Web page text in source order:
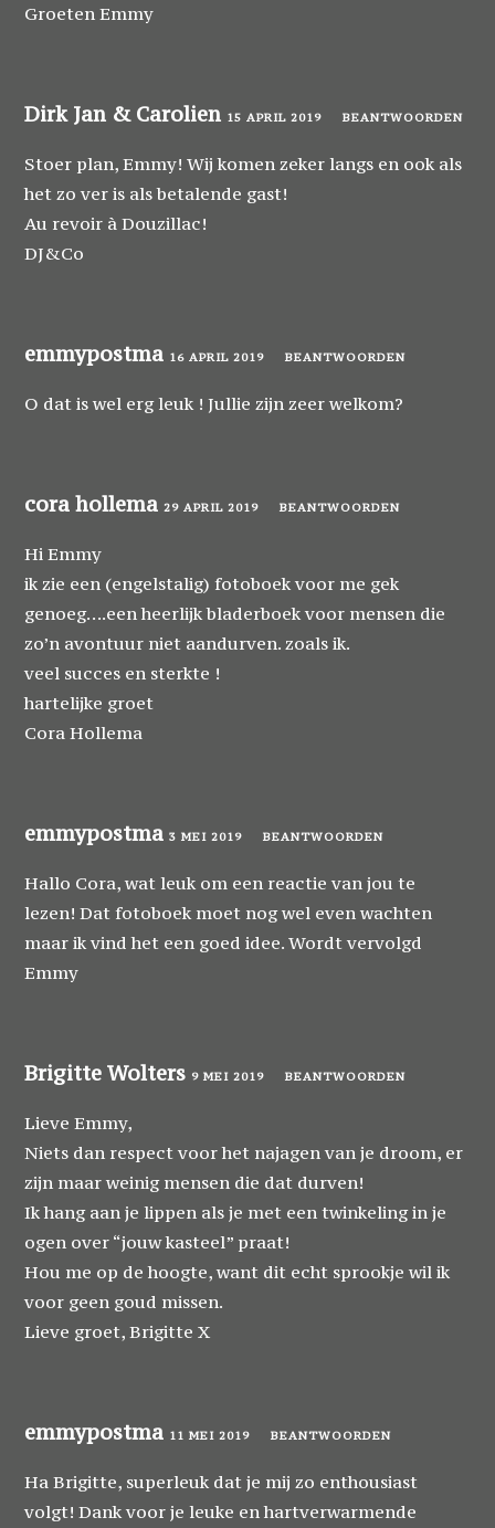
Groeten Emmy
Dirk Jan & Carolien 15 APRIL 2019 BEANTWOORDEN
Stoer plan, Emmy! Wij komen zeker langs en ook als
het zo ver is als betalende gast!
Au revoir à Douzillac!
DJ&Co
emmypostma 16 APRIL 2019 BEANTWOORDEN
O dat is wel erg leuk ! Jullie zijn zeer welkom?
cora hollema 29 APRIL 2019 BEANTWOORDEN
Hi Emmy
ik zie een (engelstalig) fotoboek voor me gek
genoeg….een heerlijk bladerboek voor mensen die
zo’n avontuur niet aandurven. zoals ik.
veel succes en sterkte !
hartelijke groet
Cora Hollema
emmypostma3 MEI 2019 BEANTWOORDEN
Hallo Cora, wat leuk om een reactie van jou te
lezen! Dat fotoboek moet nog wel even wachten
maar ik vind het een goed idee. Wordt vervolgd
Emmy
Brigitte Wolters 9 MEI 2019 BEANTWOORDEN
Lieve Emmy,
Niets dan respect voor het najagen van je droom, er
zijn maar weinig mensen die dat durven!
Ik hang aan je lippen als je met een twinkeling in je
ogen over “jouw kasteel” praat!
Hou me op de hoogte, want dit echt sprookje wil ik
voor geen goud missen.
Lieve groet, Brigitte X
emmypostma 11 MEI 2019 BEANTWOORDEN
Ha Brigitte, superleuk dat je mij zo enthousiast
volgt! Dank voor je leuke en hartverwarmende